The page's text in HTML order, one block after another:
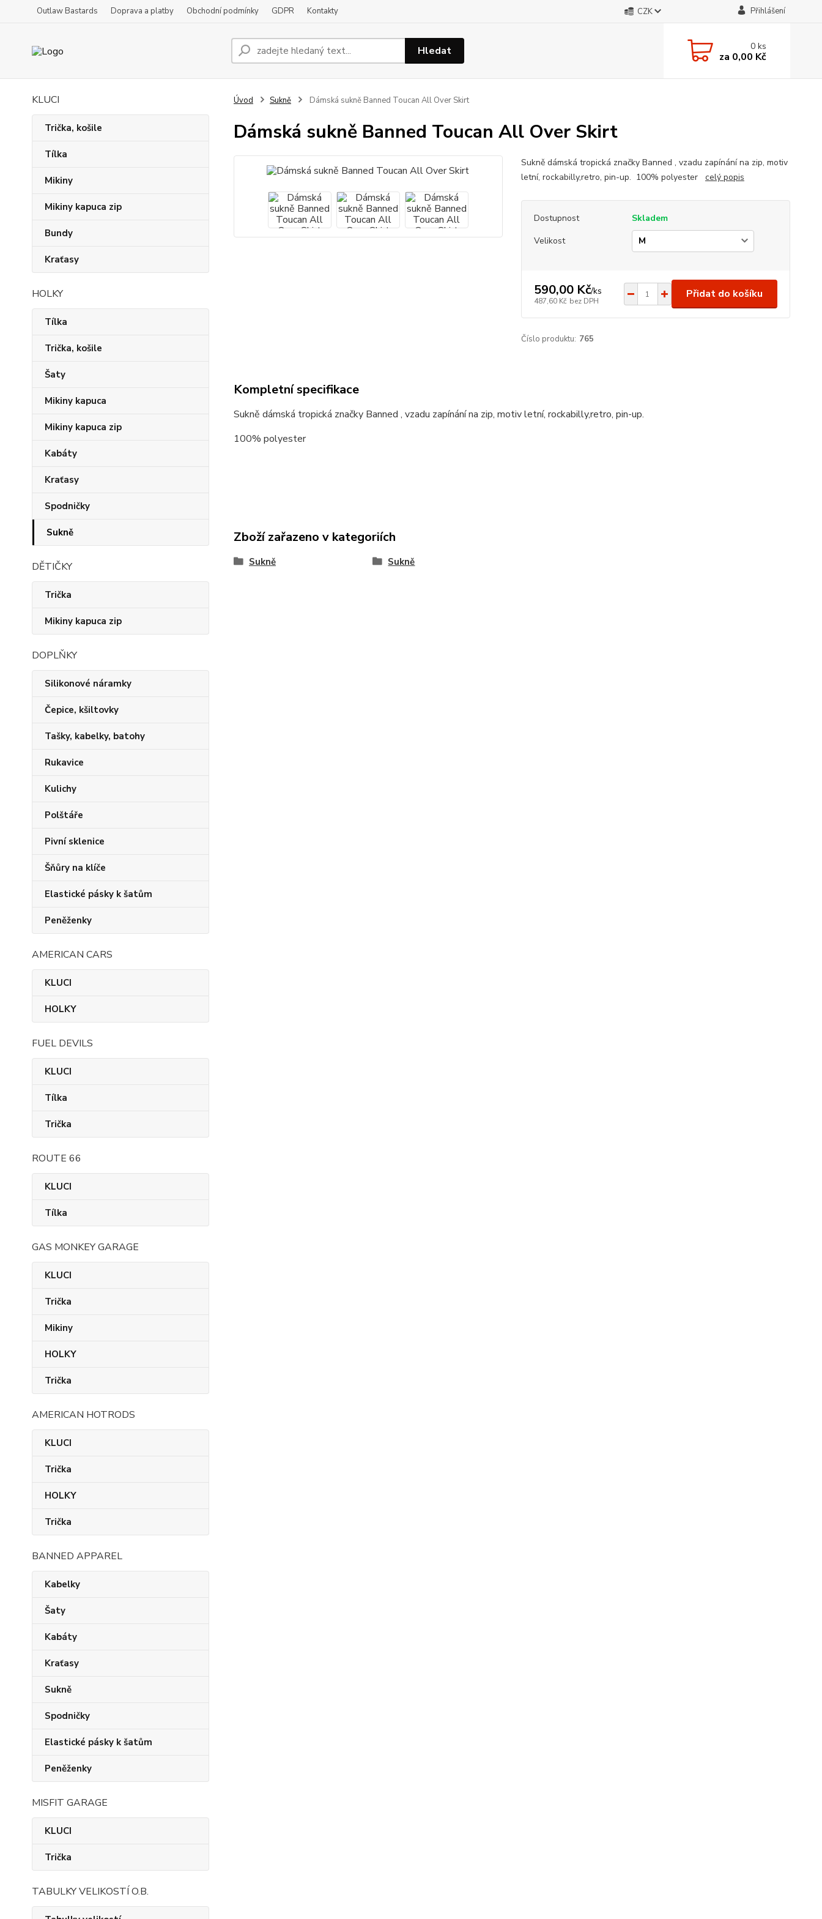
Outlaw Bastards Doprava a platby Obchodní podmínky GDPR Kontakty CZK Přihlášení
Hledat 0ks
za 0,00 Kč
KLUCI
Trička, košile
Tílka
Mikiny
Mikiny kapuca zip
Bundy
Kraťasy
HOLKY
Tílka
Trička, košile
Šaty
Mikiny kapuca
Mikiny kapuca zip
Kabáty
Kraťasy
Spodničky
Sukně
DĚTIČKY
Trička
Mikiny kapuca zip
DOPLŇKY
Silikonové náramky
Čepice, kšiltovky
Tašky, kabelky, batohy
Rukavice
Kulichy
Polštáře
Pivní sklenice
Šňůry na klíče
Elastické pásky k šatům
Peněženky
AMERICAN CARS
KLUCI
HOLKY
FUEL DEVILS
KLUCI
Tílka
Trička
ROUTE 66
KLUCI
Tílka
GAS MONKEY GARAGE
KLUCI
Trička
Mikiny
HOLKY
Trička
AMERICAN HOTRODS
KLUCI
Trička
HOLKY
Trička
BANNED APPAREL
Kabelky
Šaty
Kabáty
Kraťasy
Sukně
Spodničky
Elastické pásky k šatům
Peněženky
MISFIT GARAGE
KLUCI
Trička
TABULKY VELIKOSTÍ O.B.
Úvod Sukně Dámská sukně Banned Toucan All Over Skirt
Dámská sukně Banned Toucan All Over Skirt
Sukně dámská tropická značky Banned , vzadu zapínání na zip, motiv
letní, rockabilly,retro, pin-up. 100% polyester celý popis
Dostupnost
Skladem
Velikost
590,00 Kč/ks
487,60 Kč bez DPH
Přidat do košíku
Číslo produktu: 765
Kompletní specifikace
Sukně dámská tropická značky Banned , vzadu zapínání na zip, motiv letní, rockabilly,retro, pin-up.
100% polyester
Zboží zařazeno v kategoriích
Sukně Sukně